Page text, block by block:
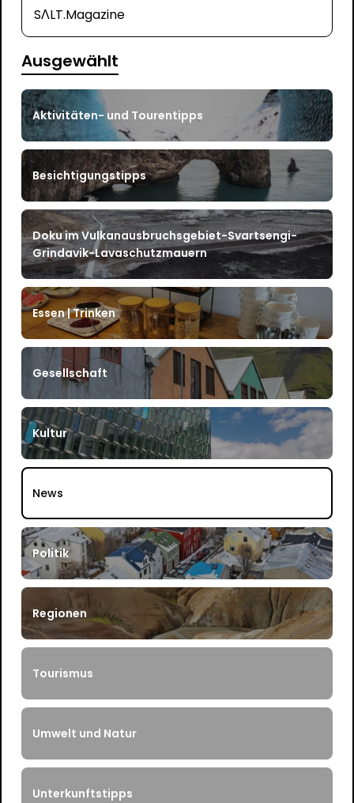
SΛLT.Magazine
Ausgewählt
Aktivitäten- und Tourentipps
Besichtigungstipps
Doku im Vulkanausbruchsgebiet-Svartsengi-
Grindavik-Lavaschutzmauern
Essen | Trinken
Gesellschaft
Kultur
News
Politik
Regionen
Tourismus
Umwelt und Natur
Unterkunftstipps